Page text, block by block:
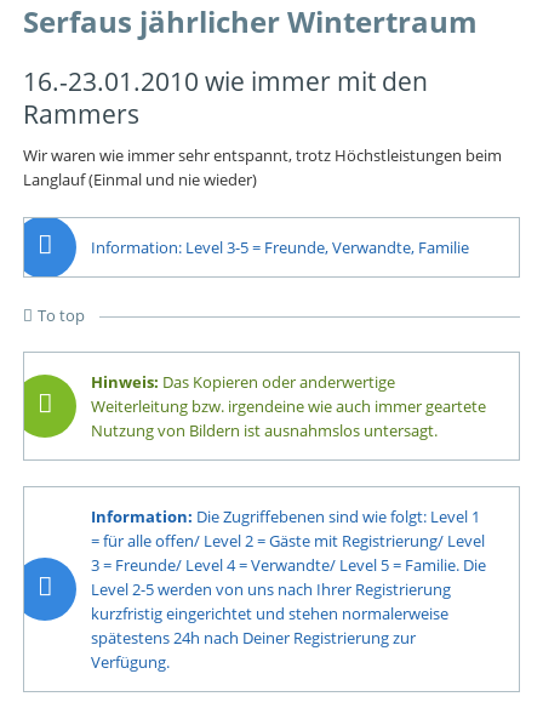
Serfaus jährlicher Wintertraum
16.-23.01.2010 wie immer mit den
Rammers
Wir waren wie immer sehr entspannt, trotz Höchstleistungen beim
Langlauf (Einmal und nie wieder)
Information: Level 3-5 = Freunde, Verwandte, Familie
To top
Hinweis: Das Kopieren oder anderwertige
Weiterleitung bzw. irgendeine wie auch immer geartete
Nutzung von Bildern ist ausnahmslos untersagt.
Information: Die Zugriffebenen sind wie folgt: Level 1
= für alle offen/ Level 2 = Gäste mit Registrierung/ Level
3 = Freunde/ Level 4 = Verwandte/ Level 5 = Familie. Die
Level 2-5 werden von uns nach Ihrer Registrierung
kurzfristig eingerichtet und stehen normalerweise
spätestens 24h nach Deiner Registrierung zur
Verfügung.